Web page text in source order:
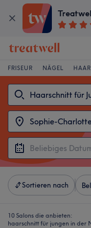
FRISEUR NÄGEL
Sortieren nach
10 Salons die anbieten:
haarschnitt für jungen in der